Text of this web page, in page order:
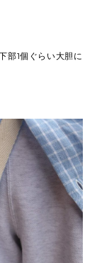
部1個ぐらい大胆に